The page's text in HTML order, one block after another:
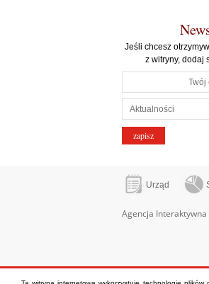
Jeśli chcesz
z witryny, dodaj
Urząd
Agencja Interaktywna